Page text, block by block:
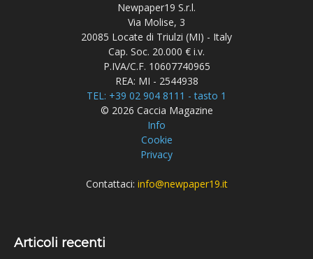
Newpaper19 S.r.l.
Via Molise, 3
20085 Locate di Triulzi (MI) - Italy
Cap. Soc. 20.000 € i.v.
P.IVA/C.F. 10607740965
REA: MI - 2544938
TEL: +39 02 904 8111 - tasto 1
© 2026 Caccia Magazine
Info
Cookie
Privacy
Contattaci: info@newpaper19.it
Articoli recenti